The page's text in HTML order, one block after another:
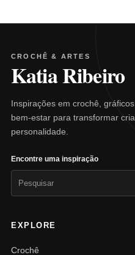
CROCHÊ & ARTES
Katia Ribeiro
Inspirações em crochê,
bem-estar para transformar
personalidade.
Encontre uma inspiração
EXPLORE
Crochê